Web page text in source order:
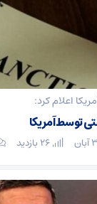
اعلام کرد:
توسط آمریکا